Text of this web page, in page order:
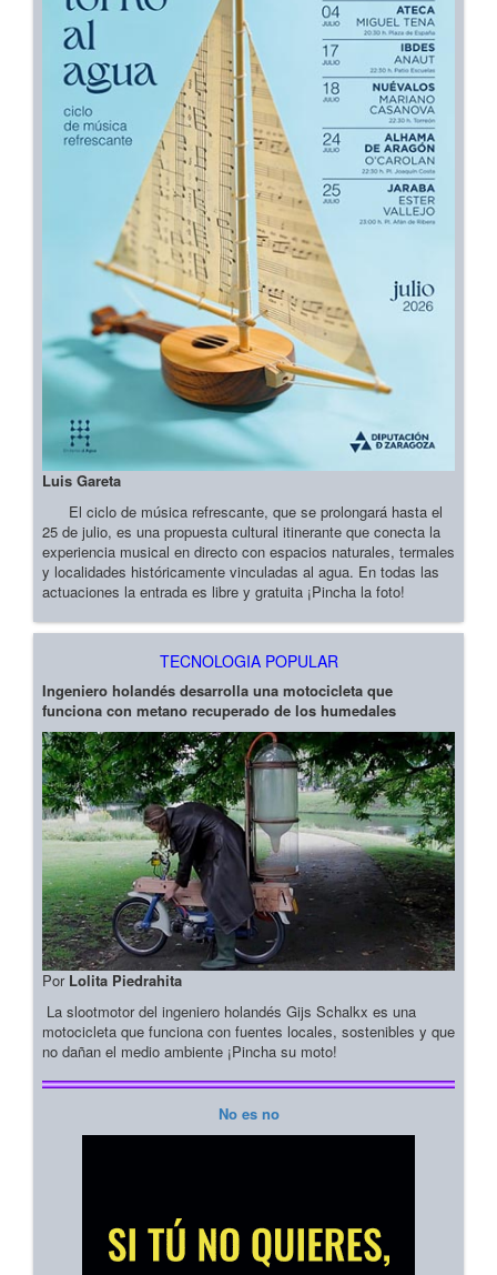
Luis Gareta
El ciclo de música refrescante, que se prolongará hasta el
25 de julio, es una propuesta cultural itinerante que conecta la
experiencia musical en directo con espacios naturales, termales
y localidades históricamente vinculadas al agua. En todas las
actuaciones la entrada es libre y gratuita ¡Pincha la foto!
TECNOLOGIA POPULAR
Ingeniero holandés desarrolla una motocicleta que
funciona con metano recuperado de los humedales
Por Lolita Piedrahita
La slootmotor del ingeniero holandés Gijs Schalkx es una
motocicleta que funciona con fuentes locales, sostenibles y que
no dañan el medio ambiente ¡Pincha su moto!
No es no